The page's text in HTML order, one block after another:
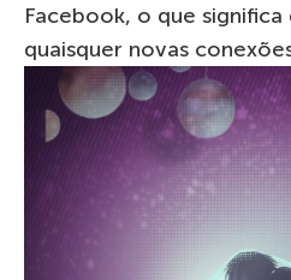
Facebook, o que
quaisquer novas